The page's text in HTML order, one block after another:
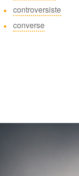
controversiste
converse